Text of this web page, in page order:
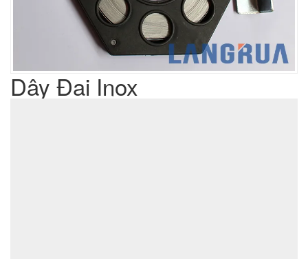
Dây Đai Inox